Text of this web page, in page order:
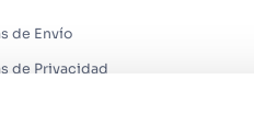
de Envío
de Privacidad